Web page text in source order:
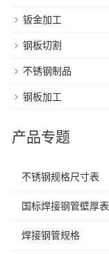
钣金加工
钢板切割
不锈钢制品
钢板加工
产品专题
不锈钢规格尺寸表
国标焊接钢管壁厚表
焊接钢管规格